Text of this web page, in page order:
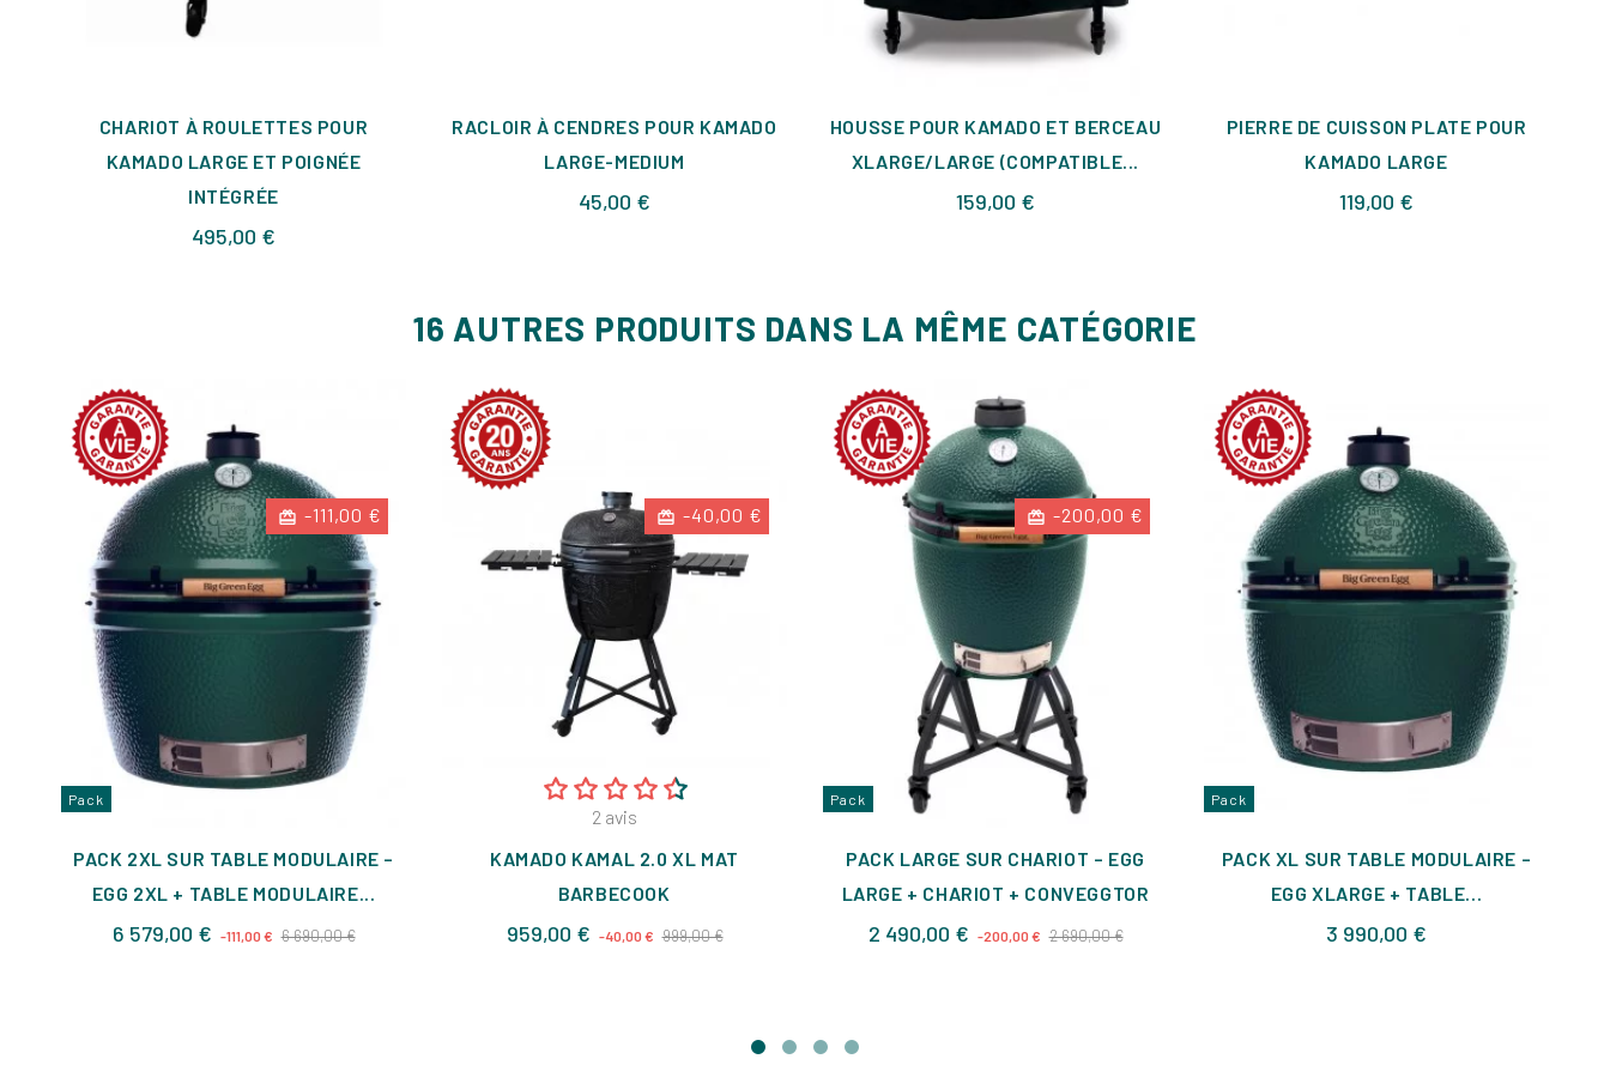
CHARIOT À ROULETTES POUR
KAMADO LARGE ET POIGNÉE
INTÉGRÉE
495,00 €
RACLOIR À CENDRES POUR KAMADO
LARGE-MEDIUM
45,00 €
HOUSSE POUR KAMADO ET BERCEAU
XLARGE/LARGE (COMPATIBLE...
159,00 €
PIERRE DE CUISSON PLATE POUR
KAMADO LARGE
119,00 €
16 AUTRES PRODUITS DANS LA MÊME CATÉGORIE
-111,00 €
Pack
PACK 2XL SUR TABLE MODULAIRE –
EGG 2XL + TABLE MODULAIRE...
6 579,00 € Prix
-111,00 € 6 690,00 €Prix
-40,00 €
2 avis
KAMADO KAMAL 2.0 XL MAT
BARBECOOK
959,00 € Prix
-40,00 € 999,00 €Prix
-200,00 €
Pack
PACK LARGE SUR CHARIOT – EGG
LARGE + CHARIOT + CONVEGGTOR
2 490,00 € Prix
-200,00 € 2 690,00 €Prix
Pack
PACK XL SUR TABLE MODULAIRE –
EGG XLARGE + TABLE...
3 990,00 €